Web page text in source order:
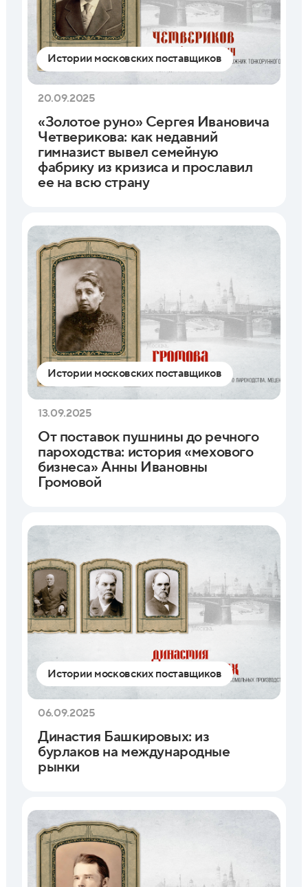
Истории московских поставщиков
20.09.2025
«Золотое руно» Сергея Ивановича
Четверикова: как недавний
гимназист вывел семейную
фабрику из кризиса и прославил
ее на всю страну
Истории московских поставщиков
13.09.2025
От поставок пушнины до речного
пароходства: история «мехового
бизнеса» Анны Ивановны
Громовой
Истории московских поставщиков
06.09.2025
Династия Башкировых: из
бурлаков на международные
рынки